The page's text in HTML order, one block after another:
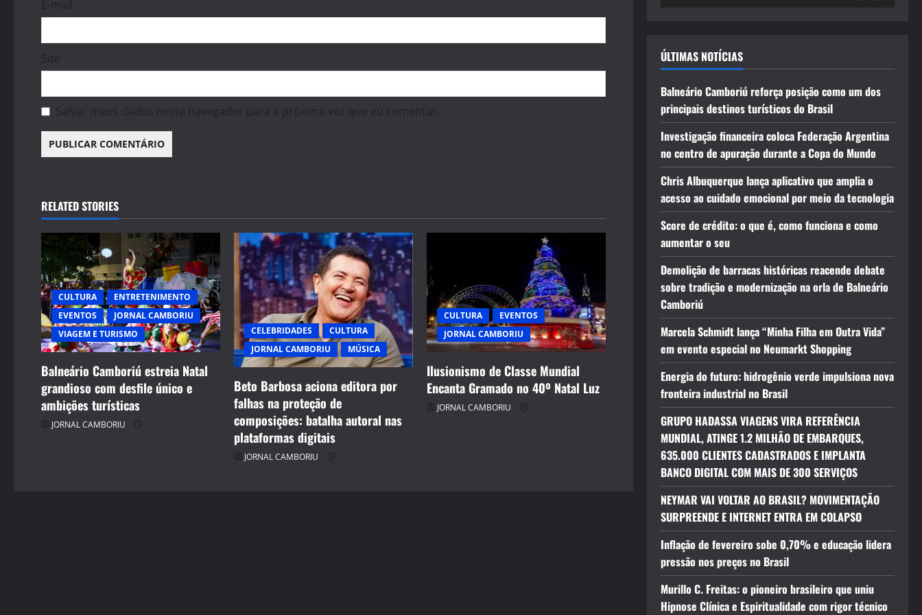
E-mail
Site
Salvar meus dados neste navegador para a próxima vez que eu comentar.
RELATED STORIES
CULTURA
ENTRETENIMENTO
EVENTOS
JORNAL CAMBORIU
VIAGEM E TURISMO
Balneário Camboriú estreia Natal
grandioso com desfile único e
ambições turísticas
JORNAL CAMBORIU
CELEBRIDADES
CULTURA
JORNAL CAMBORIU
MÚSICA
Beto Barbosa aciona editora por
falhas na proteção de
composições: batalha autoral nas
plataformas digitais
JORNAL CAMBORIU
CULTURA
EVENTOS
JORNAL CAMBORIU
Ilusionismo de Classe Mundial
Encanta Gramado no 40º Natal Luz
JORNAL CAMBORIU
ÚLTIMAS NOTÍCIAS
Balneário Camboriú reforça posição como um dos
principais destinos turísticos do Brasil
Investigação financeira coloca Federação Argentina
no centro de apuração durante a Copa do Mundo
Chris Albuquerque lança aplicativo que amplia o
acesso ao cuidado emocional por meio da tecnologia
Score de crédito: o que é, como funciona e como
aumentar o seu
Demolição de barracas históricas reacende debate
sobre tradição e modernização na orla de Balneário
Camboriú
Marcela Schmidt lança “Minha Filha em Outra Vida”
em evento especial no Neumarkt Shopping
Energia do futuro: hidrogênio verde impulsiona nova
fronteira industrial no Brasil
GRUPO HADASSA VIAGENS VIRA REFERÊNCIA
MUNDIAL, ATINGE 1.2 MILHÃO DE EMBARQUES,
635.000 CLIENTES CADASTRADOS E IMPLANTA
BANCO DIGITAL COM MAIS DE 300 SERVIÇOS
NEYMAR VAI VOLTAR AO BRASIL? MOVIMENTAÇÃO
SURPREENDE E INTERNET ENTRA EM COLAPSO
Inflação de fevereiro sobe 0,70% e educação lidera
pressão nos preços no Brasil
Murillo C. Freitas: o pioneiro brasileiro que uniu
Hipnose Clínica e Espiritualidade com rigor técnico